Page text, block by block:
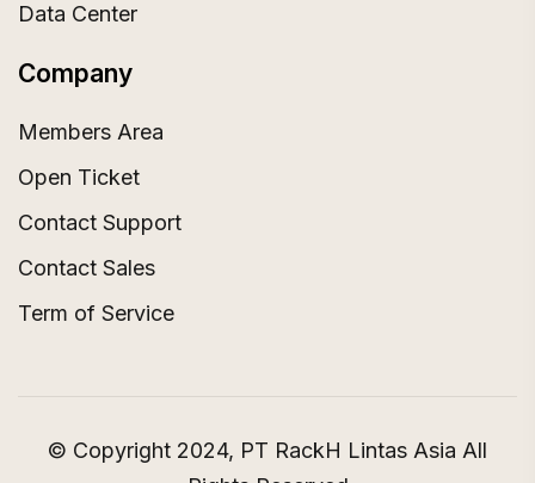
Data Center
Company
Members Area
Open Ticket
Contact Support
Contact Sales
Term of Service
© Copyright 2024, PT RackH Lintas Asia All